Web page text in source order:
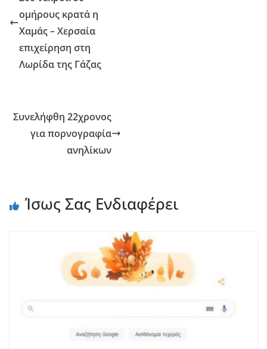
ομήρους κρατά η
Χαμάς – Χερσαία
επιχείρηση στη
Λωρίδα της Γάζας
Συνελήφθη 22χρονος
για πορνογραφία
ανηλίκων
Ίσως Σας Ενδιαφέρει